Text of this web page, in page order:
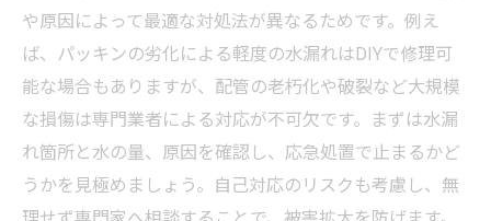
や原因によって最適な対処法が異なるためです。例え
ば、パッキンの劣化による軽度の水漏れはDIYで修理可
能な場合もありますが、配管の老朽化や破裂など大規模
な損傷は専門業者による対応が不可欠です。まずは水漏
れ箇所と水の量、原因を確認し、応急処置で止まるかど
うかを見極めましょう。自己対応のリスクも考慮し、無